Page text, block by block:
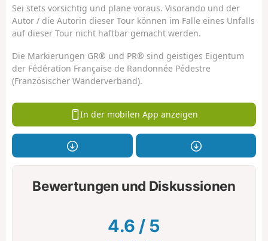
Sei stets vorsichtig und plane voraus. Visorando und der
Autor / die Autorin dieser Tour können im Falle eines Unfalls
auf dieser Tour nicht haftbar gemacht werden.
Die Markierungen GR® und PR® sind geistiges Eigentum
der Fédération Française de Randonnée Pédestre
(Französischer Wanderverband).
In der mobilen App anzeigen
Bewertungen und Diskussionen
4.6 / 5